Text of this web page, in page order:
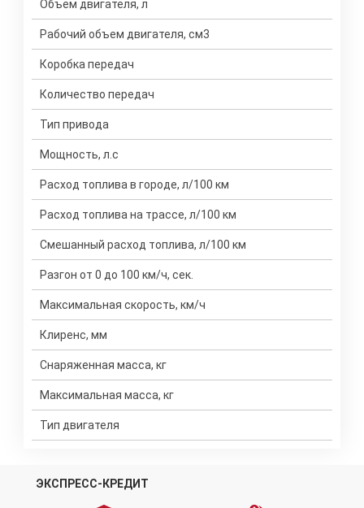
Объем двигателя, л
Рабочий объем двигателя, см3
Коробка передач
Количество передач
Тип привода
Мощность, л.с
Расход топлива в городе, л/100 км
Расход топлива на трассе, л/100 км
Смешанный расход топлива, л/100 км
Разгон от 0 до 100 км/ч, сек.
Максимальная скорость, км/ч
Клиренс, мм
Снаряженная масса, кг
Максимальная масса, кг
Тип двигателя
ЭКСПРЕСС-КРЕДИТ